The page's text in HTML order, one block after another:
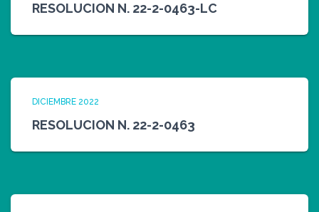
RESOLUCION N. 22-2-0463-LC
DICIEMBRE 2022
RESOLUCION N. 22-2-0463